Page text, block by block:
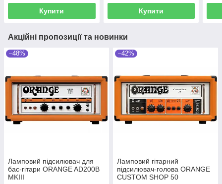
Купити Купити
Акційні пропозиції та новинки
–48%
Ламповий підсилювач для
бас-гітари ORANGE AD200B
MKIII
–42%
Ламповий гітарний
підсилювач-голова ORANGE
CUSTOM SHOP 50